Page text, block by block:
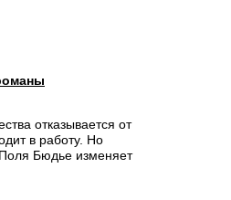
отказывается от
в работу. Но
Бюдье изменяет